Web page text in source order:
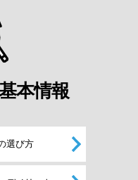
本情報
選び方